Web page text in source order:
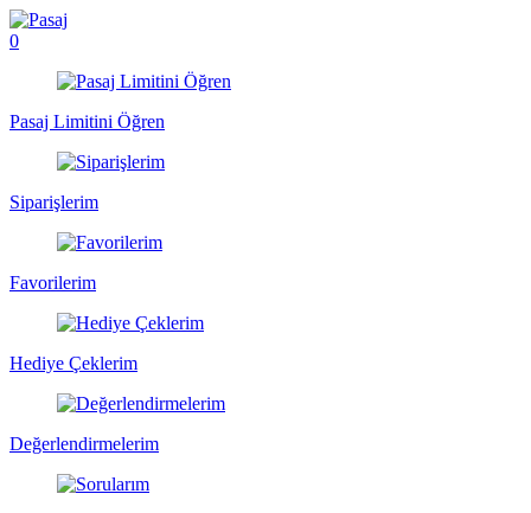
0
Pasaj Limitini Öğren
Siparişlerim
Favorilerim
Hediye Çeklerim
Değerlendirmelerim